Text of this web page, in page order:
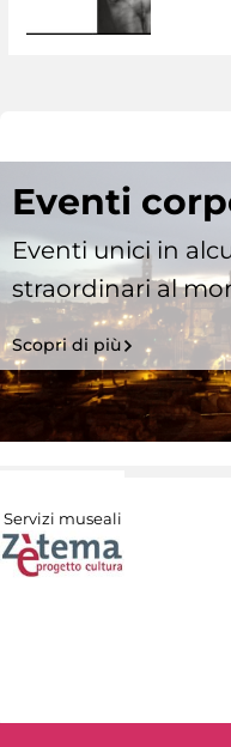
Eventi
Eventi unici in
straordinari al
Scopri di più
Servizi museali